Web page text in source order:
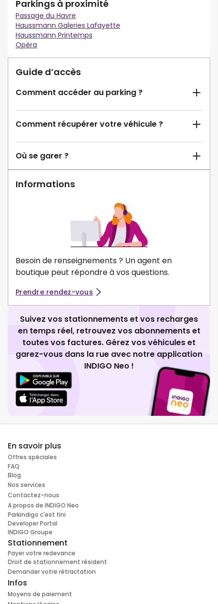
Parkings à proximité
Passage du Havre
Haussmann Galeries Lafayette
Haussmann Printemps
Opéra
Guide d’accès
Comment accéder au parking ?
Comment récupérer votre véhicule ?
Où se garer ?
Informations
Besoin de renseignements ? Un agent en
boutique peut répondre à vos questions.
Prendre rendez-vous
Suivez vos stationnements et vos recharges
en temps réel, retrouvez vos abonnements et
toutes vos factures. Gérez vos véhicules et
garez-vous dans la rue avec notre application
INDIGO Neo !
En savoir plus
Offres spéciales
FAQ
Blog
Nos services
Contactez-nous
A propos de INDIGO Neo
Parkindigo c'est fini
Developer Portal
INDIGO Groupe
Stationnement
Payer votre redevance
Droit de stationnement résident
Demander votre rétractation
Infos
Moyens de paiement